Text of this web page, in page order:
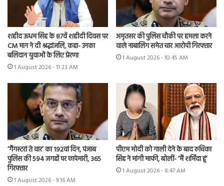
शहीद ऊधम सिंह के 87वें शहीदी दिवस पर
CM मान ने दी श्रद्धांजलि, कहा- उनका
बलिदान युवाओं के लिए प्रेरणा
1 August 2026 - 11:23 AM
अमृतसर की पुलिस चौकी पर हमला करने
वाले नाबालिग समेत चार आरोपी गिरफ्तार
1 August 2026 - 10:45 AM
‘गैंगस्टरां ते वार’ का 192वां दिन, पंजाब
पुलिस की 594 जगहों पर छापेमारी, 365
गिरफ्तार
1 August 2026 - 9:16 AM
पीएम मोदी को गाली देने के बाद रुचिका
सिंह ने मांगी माफी, बोलीं- ‘मैं शर्मिंदा हूं’
1 August 2026 - 8:47 AM